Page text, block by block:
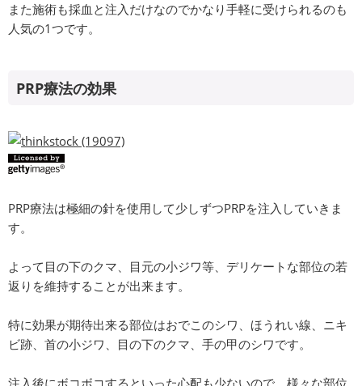
また施術も採血と注入だけなのでかなり手軽に受けられるのも
人気の1つです。
PRP療法の効果
PRP療法は極細の針を使用して少しずつPRPを注入していきま
す。
よって目の下のクマ、目元の小ジワ等、デリケートな部位の若
返りを維持することが出来ます。
特に効果が期待出来る部位はおでこのシワ、ほうれい線、ニキ
ビ跡、首の小ジワ、目の下のクマ、手の甲のシワです。